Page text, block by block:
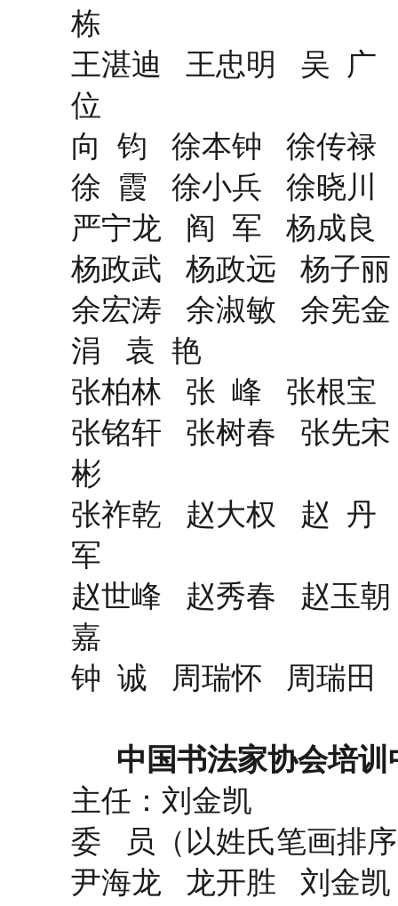
栋
王湛迪 王忠明 吴 广
位
向 钧 徐本钟 徐传禄
徐 霞 徐小兵 徐晓川
严宁龙 阎 军 杨成
杨政武 杨政远 杨子
余宏涛 余淑敏 余宪
涓 袁 艳
张柏林 张 峰 张根宝
张铭轩 张树春 张先
彬
张祚乾 赵大权 赵 丹
军
赵世峰 赵秀春 赵玉
嘉
钟 诚 周瑞怀 周瑞田
中国书法家协会培
主任：刘金凯
委 员（以姓氏笔画排
尹海龙 龙开胜 刘金